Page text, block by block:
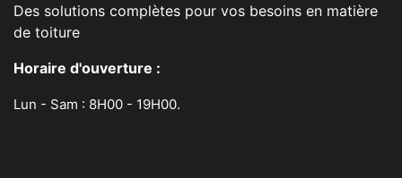
Des solutions complètes pour vos besoins en matière
de toiture
Horaire d'ouverture :
Lun - Sam : 8H00 - 19H00.